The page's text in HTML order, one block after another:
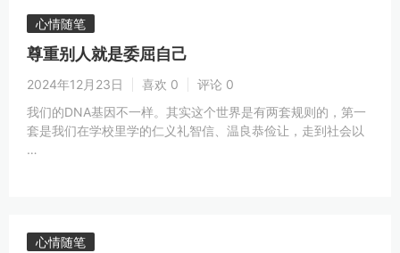
心情随笔
尊重别人就是委屈自己
2024年12月23日 喜欢 0
评论 0
我们的DNA基因不一样。其实这个世界是有两套规则的，第一
套是我们在学校里学的仁义礼智信、温良恭俭让，走到社会以
…
心情随笔